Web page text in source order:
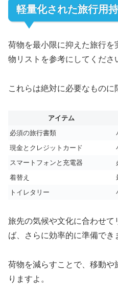
軽量化された旅行用
荷物を最小限に抑えた旅行を
物リストを参考にしてくださ
これらは絶対に必要なものに
アイテム
必須の旅行書類
現金とクレジットカード
スマートフォンと充電器
着替え
トイレタリー
旅先の気候や文化に合わせ
ば、さらに効率的に準備でき
荷物を減らすことで、移動
りますよ。